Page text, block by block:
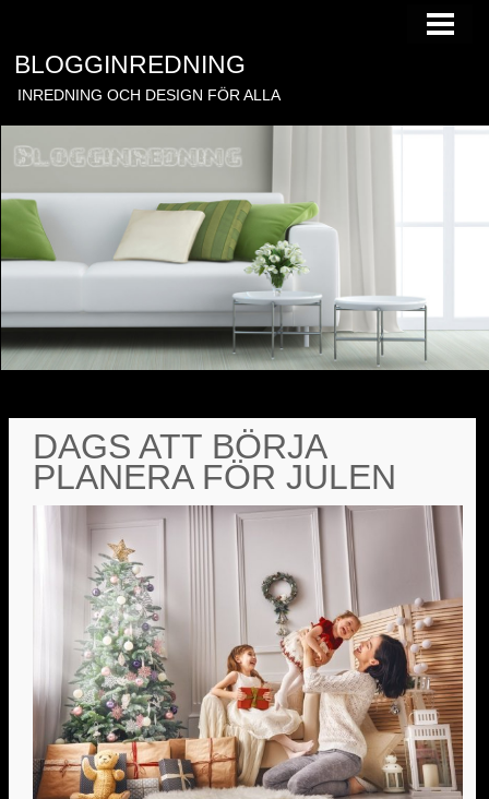
KONTAKTA
BLOGGINREDNING
INREDNING OCH DESIGN FÖR ALLA
DAGS ATT BÖRJA
PLANERA FÖR JULEN